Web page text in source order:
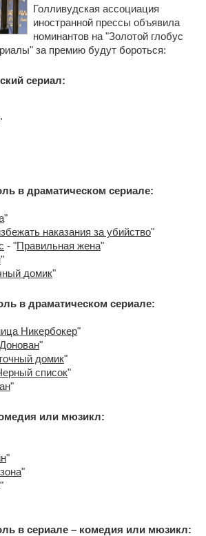
Голливудская ассоциация
иностранной прессы объявила
номинантов на "Золотой глобус
за премию будут бороться:
сериал:
в драматическом сериале:
"
наказания за убийство"
- "Правильная жена"
"
домик"
в драматическом сериале:
Никербокер"
"
домик"
список"
"
или мюзикл:
"
"
"
в сериале – комедия или мюзикл: